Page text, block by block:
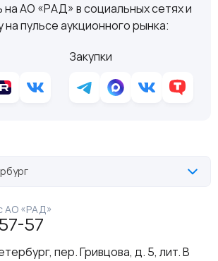
АО «РАД» в социальных сетях и
пульсе аукционного рынка:
Закупки
АО «РАД»
57
пер. Гривцова, д. 5, лит. В